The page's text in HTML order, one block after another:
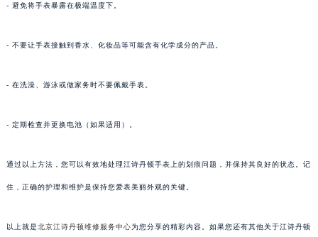
- 避免将手表暴露在极端温度下。
- 不要让手表接触到香水、化妆品等可能含有化学成分的产品。
- 在洗澡、游泳或做家务时不要佩戴手表。
- 定期检查并更换电池（如果适用）。
通过以上方法，您可以有效地处理江诗丹顿手表上的划痕问题，并保持其良好的状态。记
住，正确的护理和维护是保持您爱表美丽外观的关键。
以上就是北京江诗丹顿维修服务中心为您分享的精彩内容。如果您还有其他关于江诗丹顿